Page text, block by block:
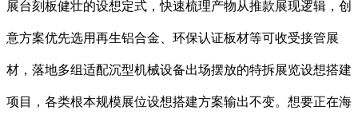
展台刻板健壮的设想定式，快速梳理产物从推款展现逻辑，创
意方案优先选用再生铝合金、环保认证板材等可收受接管展
材，落地多组适配沉型机械设备出场摆放的特拆展览设想搭建
项目，各类根本规模展位设想搭建方案输出不变。想要正在海